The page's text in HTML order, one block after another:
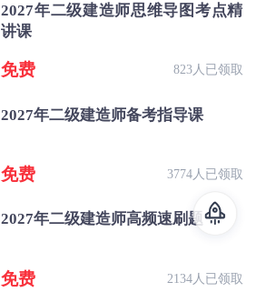
2027年二级建造师思维导图考点精
讲课
免费 823人已领取
2027年二级建造师备考指导课
免费 3774人已领取
2027年二级建造师高频速刷题
免费 2134人已领取